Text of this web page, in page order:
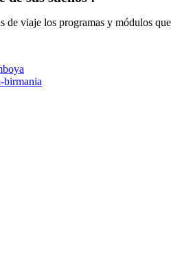
de viaje los programas y módulos